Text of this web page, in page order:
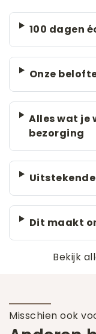
100 dagen
Onze
Alles wat je
bezorging
Dit maakt
Bekijk
Misschien ook